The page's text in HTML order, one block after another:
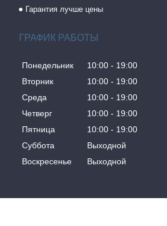
Гарантия лучше цены
ГРАФИК РАБОТЫ
Понедельник 10:00
19:00
Вторник
10:00
19:00
Среда
10:00
19:00
Четверг
10:00
19:00
Пятница
10:00
19:00
Суббота
Выходной
Воскресенье
Выходной